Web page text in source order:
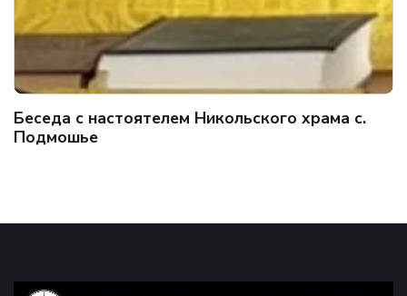
Беседа с настоятелем Никольского храма с.
Подмошье